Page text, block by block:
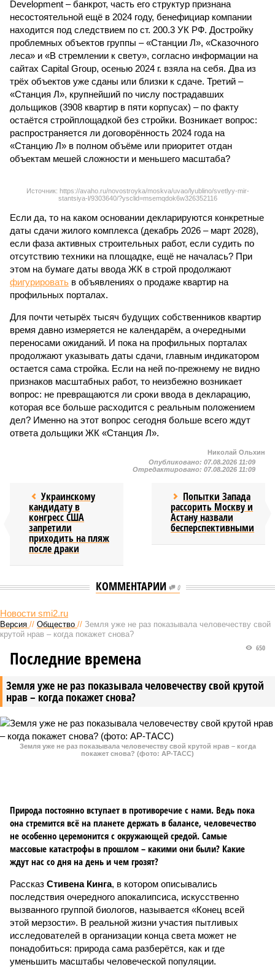
Development – банкрот, часть его структур признана
несостоятельной ещё в 2024 году, бенефициар компании
находится под следствием по ст. 200.3 УК РФ. Достройку
проблемных объектов группы – «Станции Л», «Сказочного
леса» и «В стремлении к свету», согласно информации на
сайтах Capital Group, осенью 2024 г. взяла на себя. Два из
трёх объектов уже сданы или близки к сдаче. Третий –
«Станция Л», крупнейший по числу пострадавших
дольщиков (3908 квартир в пяти корпусах) – по факту
остаётся стройплощадкой без стройки. Возникает вопрос:
распространяется ли договорённость 2024 года на
«Станцию Л» в полном объёме или приоритет отдан
объектам мешей сложности и меньшего масштаба?
Источник: https://avaho.ru/novostroyka/moskva/uvao/lyublino/svetlyy-mir-
stantsiya-l/9303640/?ysclid=msemqdok6w326352116
Если да, то на каком основании декларируются конкретные
даты сдачи жилого комплекса (декабрь 2026 – март 2028),
если фаза активных строительных работ, если судить по
отсутствию техники на площадке, ещё не началась? При
этом на бумаге даты ввода ЖК в строй продолжают
фигурировать в объявлениях о продаже квартир на
профильных порталах.
Для почти четырёх тысяч будущих собственников квартир
время давно измеряется не календарём, а очередными
переносами ожиданий. И пока на профильных порталах
продолжают указывать даты сдачи, главным индикатором
остается сама стройка. Если на ней по-прежнему не видно
признаков масштабных работ, то неизбежно возникает
вопрос: не превращаются ли сроки ввода в декларацию,
которая все больше расходится с реальным положением
дел? Именно на этот вопрос сегодня больше всего ждут
ответа дольщики ЖК «Станция Л».
Николай Ольхин
Опубликовано: 07.08.2026 11:09
Отредактировано: 07.08.2026 11:09
Украинскому
кандидату в
конгресс США
запретили
приходить на пляж
после драки
Попытки Запада
рассорить Москву и
Астану назвали
бесперспективными
КОММЕНТАРИИ 0
Новости smi2.ru
Версия // Общество // Земля уже не раз показывала человечеству свой
крутой нрав – когда покажет снова?
Земля уже не раз показывала человечеству свой крутой
нрав – когда покажет снова?
650
Последние времена
Земля уже не раз показывала человечеству свой крутой нрав – когда
покажет снова? (фото: АР-ТАСС)
Природа постоянно вступает в противоречие с нами. Ведь пока
она стремится всё на планете держать в балансе, человечество
не особенно церемонится с окружающей средой. Самые
массовые катастрофы в прошлом – какими они были? Какие
ждут нас со дня на день и чем грозят?
Рассказ Стивена Кинга, в котором описывались
последствия очередного апокалипсиса, искусственно
вызванного группой биологов, называется «Конец всей
этой мерзости». В реальной жизни участия пытливых
исследователей в организации конца света может не
понадобиться: природа сама разберётся, как и где
уменьшить масштабы человеческой популяции.